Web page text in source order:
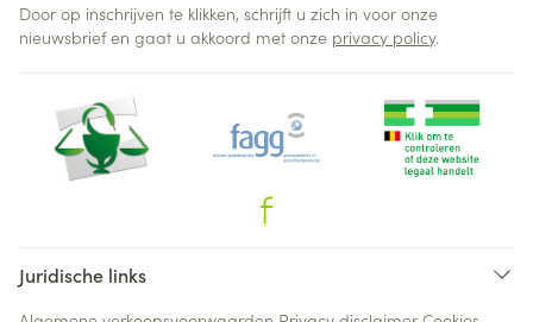
Door op inschrijven te klikken, schrijft u zich in voor onze
nieuwsbrief en gaat u akkoord met onze privacy policy.
Juridische links